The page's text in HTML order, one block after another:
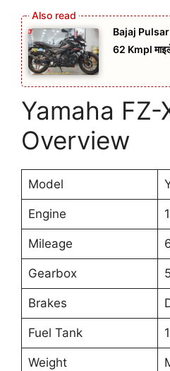
Bajaj
62 Kmpl
Yamaha
Overview
Model
Engine
Mileage
Gearbox
Brakes
Fuel Tank
Weight